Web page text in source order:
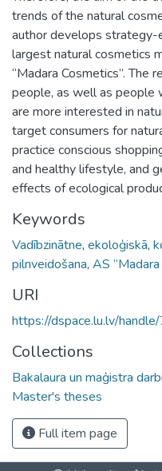
trends of the natural
author develops strategy-
largest natural cosmetics
“Madara Cosmetics”. The
people, as well as people
are more interested in
target consumers for
practice conscious
and healthy lifestyle, and
effects of ecological
Keywords
Vadībzinātne, ekoloģiskā,
pilnveidošana, AS
URI
https://dspace.lu.lv/
Collections
Bakalaura un maģistra
Master's theses
Full item page